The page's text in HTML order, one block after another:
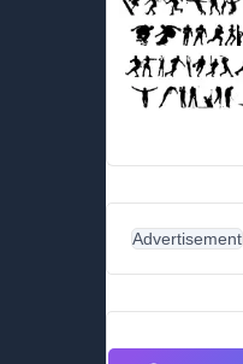
Advertisement